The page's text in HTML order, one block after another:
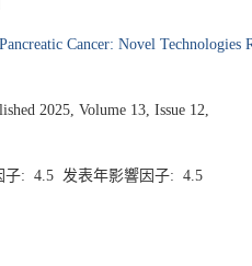
Cancer: Novel
2025, Volume 13, Issue 12,
子: 4.5 发表年影響因子: 4.5